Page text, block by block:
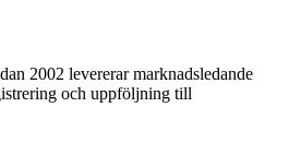
2002 levererar marknadsledande
och uppföljning till